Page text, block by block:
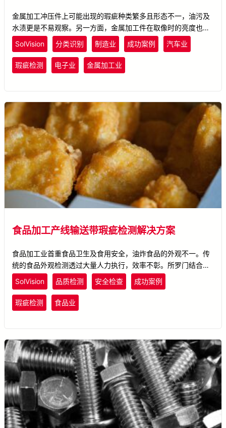
金属加工冲压件上可能出现的瑕疵种类繁多且形态不一，油污及
水渍更是不易观察。另一方面，金属加工件在取像时的亮度也各
有差异，造成AOI瑕疵检测的执行相当不易。金属加工品的品管
助手：AI瑕疵检测，经训练的AI模型可轻易检出各式冲压件上的
瑕疵，大幅提升产品的表面质量。
SolVision 分类识别 制造业 成功案例 汽车业
瑕疵检测 电子业 金属加工业
食品加工产线输送带瑕疵检测解决方案
食品加工业首重食品卫生及食用安全，油炸食品的外观不一。传
统的食品外观检测透过大量人力执行，效率不彰。所罗门结合机
器视觉与人工智能，运用Solomon SolVision AI影像平台技术执
行缺陷检测。在快速且大量生产的油炸食品加工产线中，辨识多
种不同的瑕疵样态，进而将不良品实时检出。
SolVision 品质检测 安全检查 成功案例
瑕疵检测 食品业